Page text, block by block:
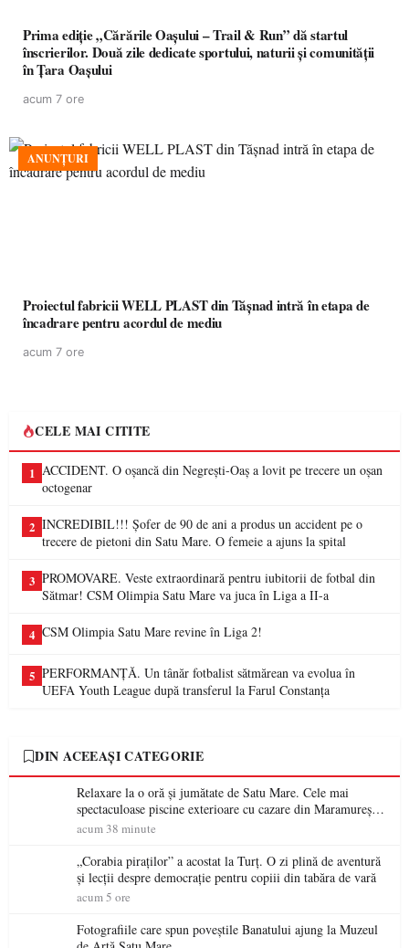
Prima ediție „Cărările Oașului – Trail & Run” dă startul
înscrierilor. Două zile dedicate sportului, naturii și comunității
în Țara Oașului
acum 7 ore
ANUNȚURI
Proiectul fabricii WELL PLAST din Tășnad intră în etapa de
încadrare pentru acordul de mediu
acum 7 ore
CELE MAI CITITE
1 ACCIDENT. O oșancă din Negrești-Oaș a lovit pe trecere un oșan
octogenar
2 INCREDIBIL!!! Șofer de 90 de ani a produs un accident pe o
trecere de pietoni din Satu Mare. O femeie a ajuns la spital
3 PROMOVARE. Veste extraordinară pentru iubitorii de fotbal din
Sătmar! CSM Olimpia Satu Mare va juca în Liga a II-a
4 CSM Olimpia Satu Mare revine în Liga 2!
5 PERFORMANȚĂ. Un tânăr fotbalist sătmărean va evolua în
UEFA Youth League după transferul la Farul Constanța
DIN ACEEAȘI CATEGORIE
Relaxare la o oră și jumătate de Satu Mare. Cele mai
spectaculoase piscine exterioare cu cazare din Maramureș,
ideale pentru o escapadă de vară
acum 38 minute
„Corabia piraților” a acostat la Turț. O zi plină de aventură
și lecții despre democrație pentru copiii din tabăra de vară
acum 5 ore
Fotografiile care spun poveștile Banatului ajung la Muzeul